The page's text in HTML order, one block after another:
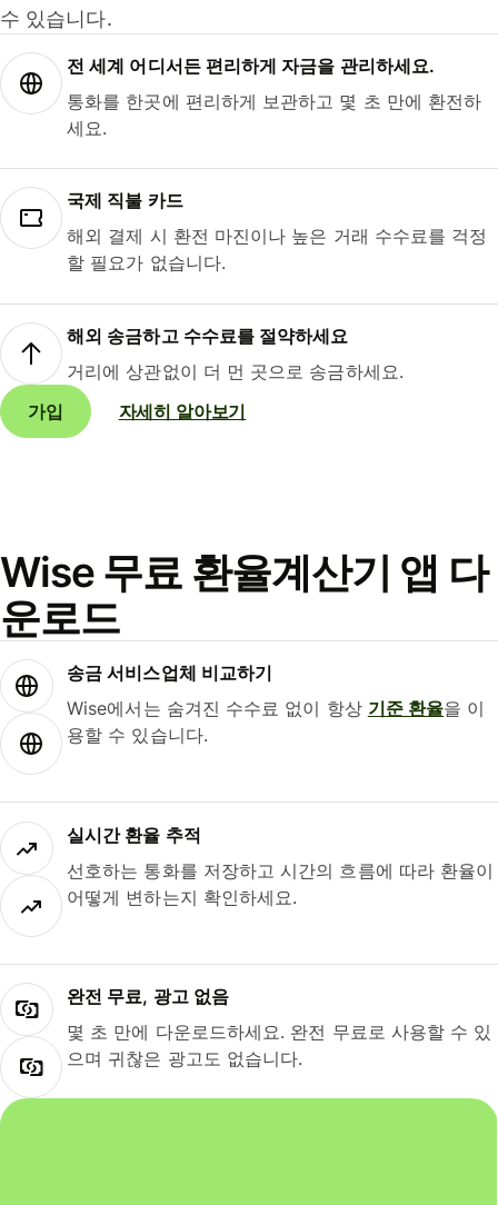
수 있습니다.
전 세계 어디서든 편리하게 자금을 관리하세요.
통화를 한곳에 편리하게 보관하고 몇 초 만에 환전하
세요.
국제 직불 카드
해외 결제 시 환전 마진이나 높은 거래 수수료를 걱정
할 필요가 없습니다.
해외 송금하고 수수료를 절약하세요
거리에 상관없이 더 먼 곳으로 송금하세요.
가입
자세히 알아보기
Wise 무료 환율계산기 앱 다
운로드
송금 서비스업체 비교하기
Wise에서는 숨겨진 수수료 없이 항상 기준 환율을 이
용할 수 있습니다.
실시간 환율 추적
선호하는 통화를 저장하고 시간의 흐름에 따라 환율이
어떻게 변하는지 확인하세요.
완전 무료, 광고 없음
몇 초 만에 다운로드하세요. 완전 무료로 사용할 수 있
으며 귀찮은 광고도 없습니다.